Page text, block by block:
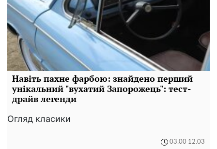
Навіть пахне фарбою: знайдено перший
унікальний "вухатий Запорожець": тест-
драйв легенди
Огляд класики
03:00 12.03